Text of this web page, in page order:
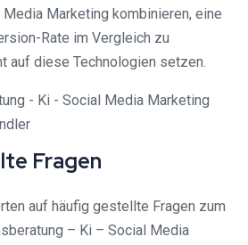
Marketing kombinieren, eine
Rate im Vergleich zu
auf diese Technologien setzen.
Fragen
auf häufig gestellte Fragen zum
– Ki – Social Media